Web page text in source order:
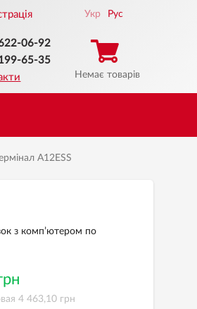
06-92
65-35
Укр Рус
Немає товарів
A12ESS
з комп’ютером по
4 463,10 грн